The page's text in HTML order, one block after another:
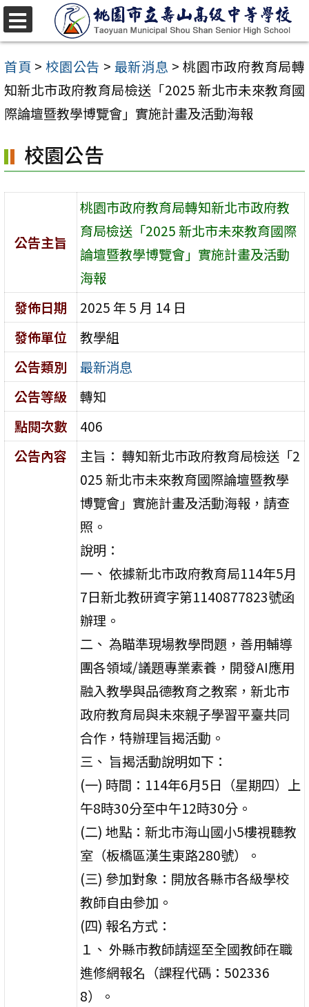
跳
至
主
要
內
區
首頁 > 校園公告 > 最新消息 > 桃園市政府教育局轉
知新北市政府教育局檢送「2025 新北市未來教育國
際論壇暨教學博覽會」實施計畫及活動海報
校園公告
公告主旨
桃園市政府教育局轉知新北市政府教
育局檢送「2025 新北市未來教育國際
論壇暨教學博覽會」實施計畫及活動
海報
發佈日期
2025 年 5 月 14 日
發佈單位
教學組
公告類別
最新消息
公告等級
轉知
點閱次數
406
公告內容
主旨： 轉知新北市政府教育局檢送「2
025 新北市未來教育國際論壇暨教學
博覽會」實施計畫及活動海報，請查
照。
說明：
一、 依據新北市政府教育局114年5月
7日新北教研資字第1140877823號函
辦理。
二、 為瞄準現場教學問題，善用輔導
團各領域/議題專業素養，開發AI應用
融入教學與品德教育之教案，新北市
政府教育局與未來親子學習平臺共同
合作，特辦理旨揭活動。
三、 旨揭活動說明如下：
(一) 時間：114年6月5日（星期四）上
午8時30分至中午12時30分。
(二) 地點：新北市海山國小5樓視聽教
室（板橋區漢生東路280號）。
(三) 參加對象：開放各縣市各級學校
教師自由參加。
(四) 報名方式：
１、 外縣市教師請逕至全國教師在職
進修網報名（課程代碼：502336
8）。
選
單